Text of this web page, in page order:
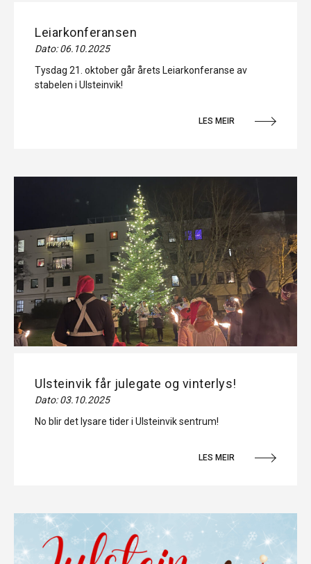
Leiarkonferansen
Dato: 06.10.2025
Tysdag 21. oktober går årets Leiarkonferanse av
stabelen i Ulsteinvik!
LES MEIR
Ulsteinvik får julegate og vinterlys!
Dato: 03.10.2025
No blir det lysare tider i Ulsteinvik sentrum!
LES MEIR